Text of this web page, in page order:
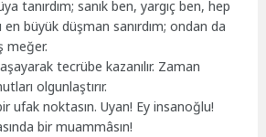
tanırdım; sanık ben, yargıç ben, hep
en büyük düşman sanırdım; ondan da
meğer.
tecrübe kazanılır. Zaman
olgunlaştırır.
ufak noktasın. Uyan! Ey insanoğlu!
bir muammâsın!